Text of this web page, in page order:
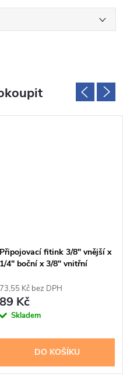
Připojovací fitink 3/8" vnější x
1/4" boční x 3/8" vnitřní
73,55 Kč bez DPH
89 Kč
Skladem
DO KOŠÍKU